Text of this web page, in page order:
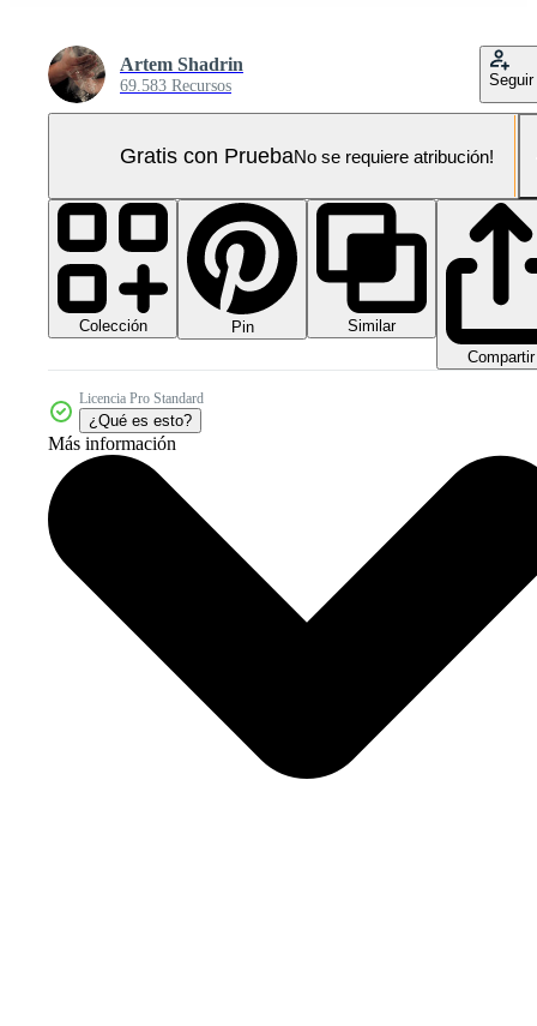
Artem Shadrin
69.583 Recursos Seguir
Gratis con PruebaNo se requiere atribución!
Colección Pin
Similar
Compartir
Licencia Pro Standard
¿Qué es esto?
Más información